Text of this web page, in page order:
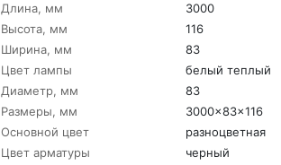
Длина, мм
3000
Высота, мм
116
Ширина, мм
83
Цвет лампы
белый теплый
Диаметр, мм
83
Размеры, мм
3000x83x116
Основной цвет
разноцветная
Цвет арматуры
черный